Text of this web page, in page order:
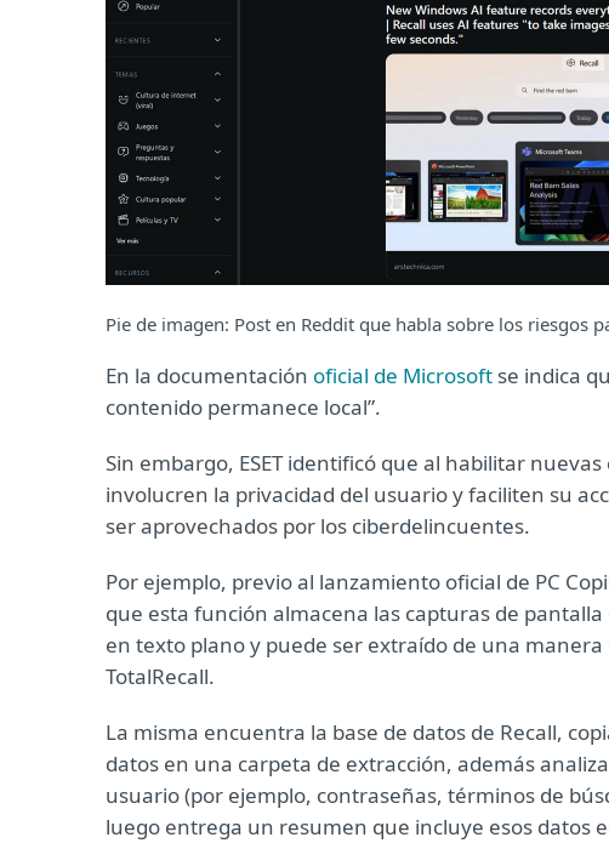
Pie de imagen: Post en Reddit que habla sobre los riesgos
En la documentación oficial de Microsoft se indica
contenido permanece local”.
Sin embargo, ESET identificó que al habilitar
involucren la privacidad del usuario y faciliten su
ser aprovechados por los ciberdelincuentes.
Por ejemplo, previo al lanzamiento oficial de PC
que esta función almacena las capturas de
en texto plano y puede ser extraído de una
TotalRecall.
La misma encuentra la base de datos de Recall,
datos en una carpeta de extracción, además
usuario (por ejemplo, contraseñas, términos de
luego entrega un resumen que incluye esos datos